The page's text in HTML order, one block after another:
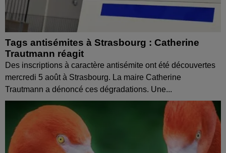
Tags antisémites à Strasbourg : Catherine
Trautmann réagit
Des inscriptions à caractère antisémite ont été découvertes
mercredi 5 août à Strasbourg. La maire Catherine
Trautmann a dénoncé ces dégradations. Une...